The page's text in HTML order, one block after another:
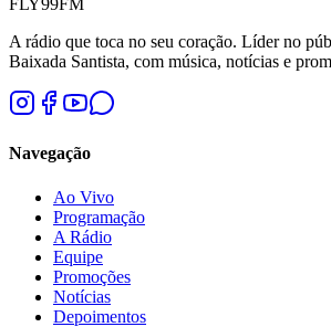
FLY99FM
A rádio que toca no seu coração. Líder no
Baixada Santista, com música, notícias e
Navegação
Ao Vivo
Programação
A Rádio
Equipe
Promoções
Notícias
Depoimentos